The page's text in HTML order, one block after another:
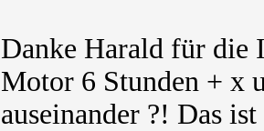
Danke Harald für die
Motor 6 Stunden + x
auseinander ?! Das